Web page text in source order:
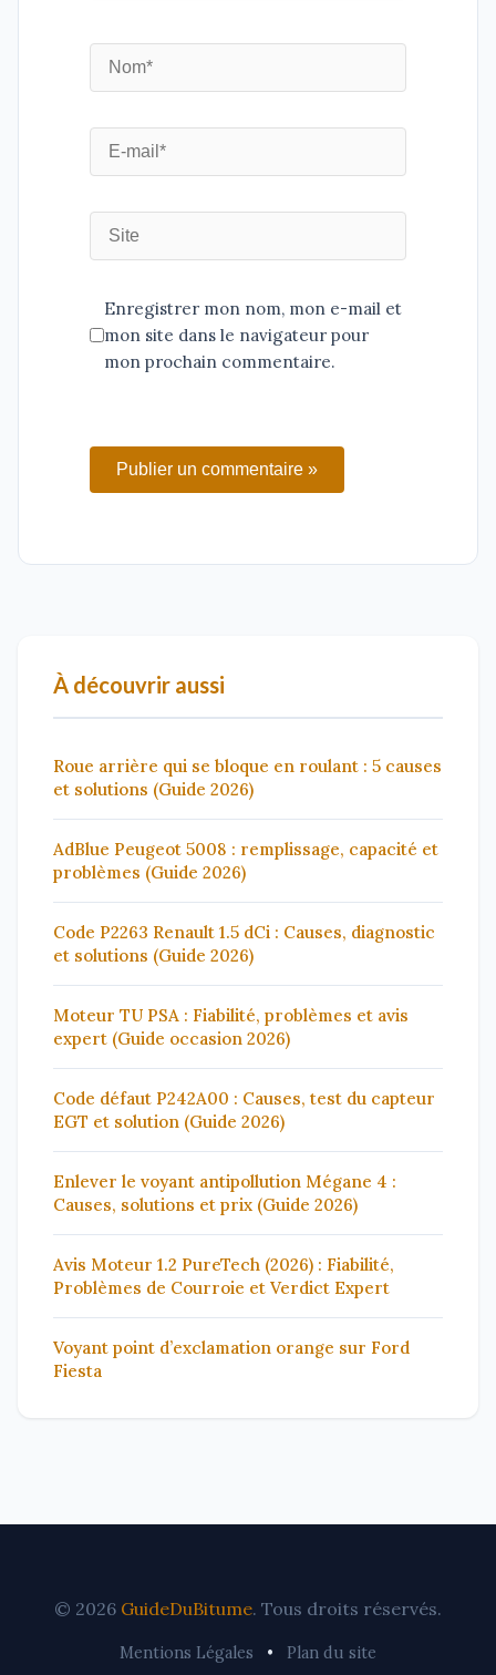
Enregistrer mon nom, mon e-mail et
mon site dans le navigateur pour
mon prochain commentaire.
Publier un commentaire »
À découvrir aussi
Roue arrière qui se bloque en roulant : 5 causes
et solutions (Guide 2026)
AdBlue Peugeot 5008 : remplissage, capacité et
problèmes (Guide 2026)
Code P2263 Renault 1.5 dCi : Causes, diagnostic
et solutions (Guide 2026)
Moteur TU PSA : Fiabilité, problèmes et avis
expert (Guide occasion 2026)
Code défaut P242A00 : Causes, test du capteur
EGT et solution (Guide 2026)
Enlever le voyant antipollution Mégane 4 :
Causes, solutions et prix (Guide 2026)
Avis Moteur 1.2 PureTech (2026) : Fiabilité,
Problèmes de Courroie et Verdict Expert
Voyant point d’exclamation orange sur Ford
Fiesta
© 2026 GuideDuBitume. Tous droits réservés.
Mentions Légales • Plan du site